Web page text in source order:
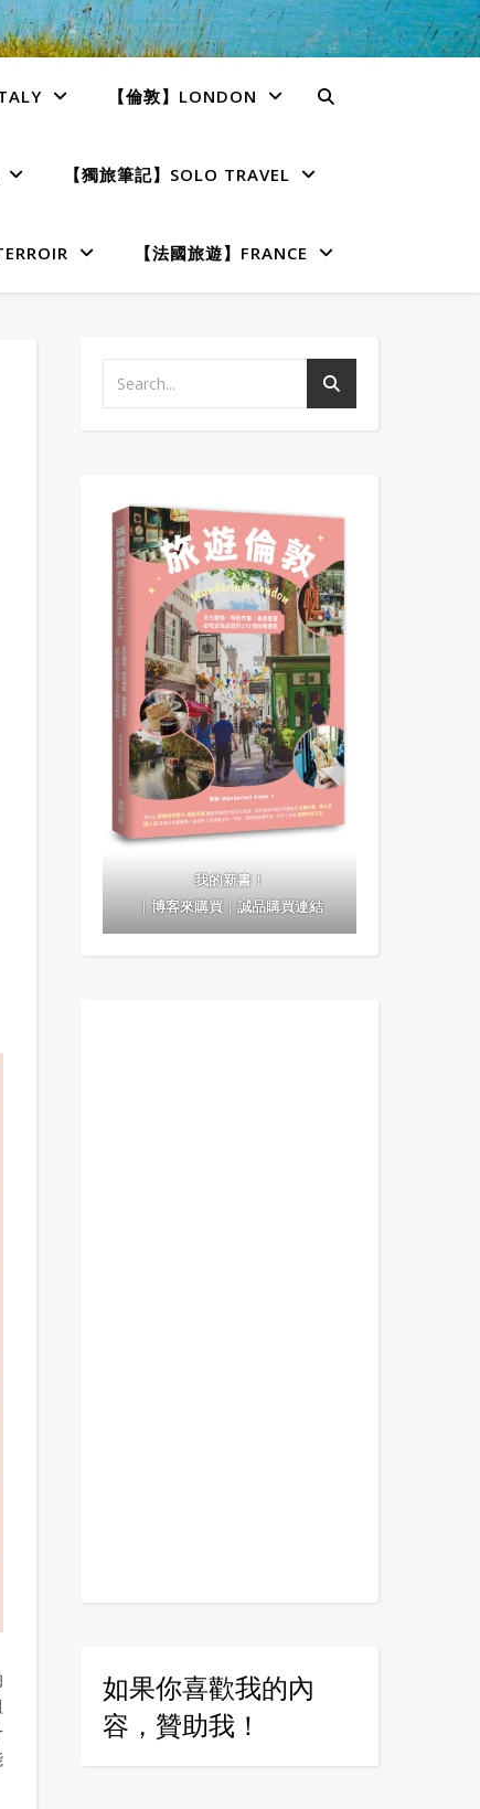
【倫敦】LONDON
【獨旅筆記】SOLO TRAVEL
【法國旅遊】FRANCE
我的新書！
｜博客來購買｜誠品購買連結
如果你喜歡我的內
容，贊助我！